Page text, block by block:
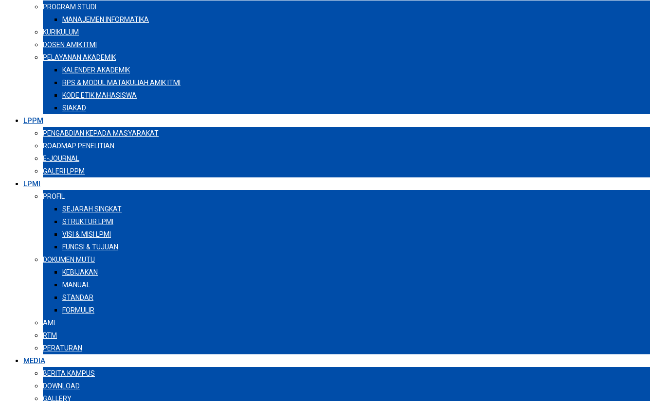
PROGRAM STUDI
MANAJEMEN INFORMATIKA
KURIKULUM
DOSEN AMIK ITMI
PELAYANAN AKADEMIK
KALENDER AKADEMIK
RPS & MODUL MATAKULIAH AMIK ITMI
KODE ETIK MAHASISWA
SIAKAD
LPPM
PENGABDIAN KEPADA MASYARAKAT
ROADMAP PENELITIAN
E-JOURNAL
GALERI LPPM
LPMI
PROFIL
SEJARAH SINGKAT
STRUKTUR LPMI
VISI & MISI LPMI
FUNGSI & TUJUAN
DOKUMEN MUTU
KEBIJAKAN
MANUAL
STANDAR
FORMULIR
AMI
RTM
PERATURAN
MEDIA
BERITA KAMPUS
DOWNLOAD
GALLERY